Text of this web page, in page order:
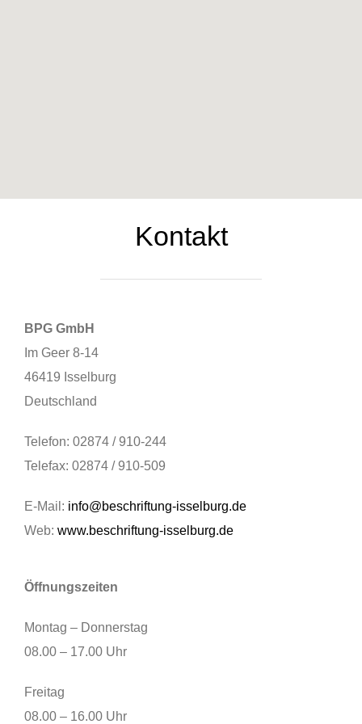
Kontakt
BPG GmbH
Im Geer 8-14
46419 Isselburg
Deutschland
Telefon: 02874 / 910-244
Telefax: 02874 / 910-509
E-Mail: info@beschriftung-isselburg.de
Web: www.beschriftung-isselburg.de
Öffnungszeiten
Montag – Donnerstag
08.00 – 17.00 Uhr
Freitag
08.00 – 16.00 Uhr